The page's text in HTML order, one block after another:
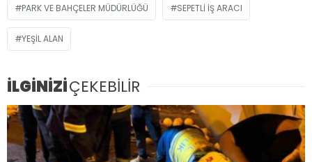
PARK VE BAHÇELER MÜDÜRLÜĞÜ SEPETLI IŞ ARACI
YEŞIL ALAN
İLGİNİZİÇEKEBİLİR